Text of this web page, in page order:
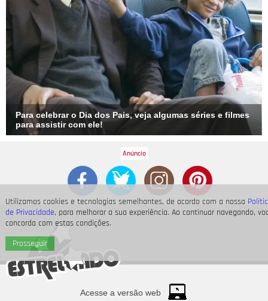
Utilizamos cookies e tecnologias semelhantes, de acordo com a nossa
de Privacidade, para melhorar a sua experiência. Ao continuar navegando,
concorda com estas condições.
Prosseguir
Para celebrar o Dia dos Pais, veja algumas séries e filmes
para assistir com ele!
Acesse a versão web